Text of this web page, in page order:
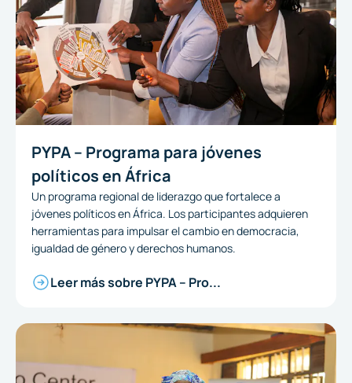
PYPA – Programa para jóvenes
políticos en África
Un programa regional de liderazgo que fortalece a
jóvenes políticos en África. Los participantes adquieren
herramientas para impulsar el cambio en democracia,
igualdad de género y derechos humanos.
Leer más sobre PYPA – Pro...